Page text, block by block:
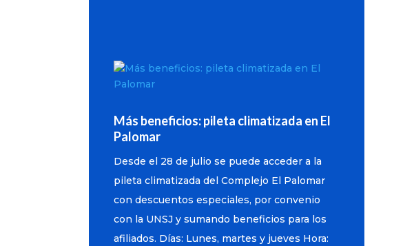
Más beneficios: pileta climatizada en El
Palomar
Desde el 28 de julio se puede acceder a la
pileta climatizada del Complejo El Palomar
con descuentos especiales, por convenio
con la UNSJ y sumando beneficios para los
afiliados. Días: Lunes, martes y jueves Hora: